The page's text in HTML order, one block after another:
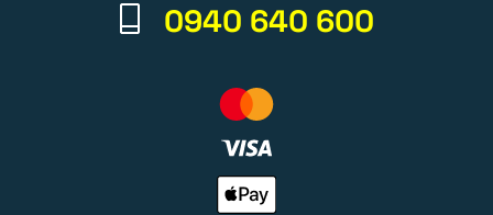
0940 640 600